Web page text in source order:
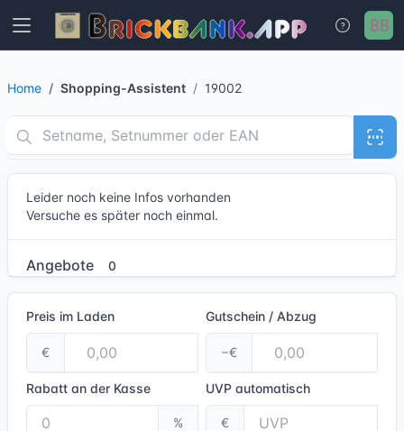
Home Shopping-Assistent 19002
Leider noch keine Infos vorhanden
Versuche es später noch einmal.
Angebote 0
Preis im Laden
€
Gutschein / Abzug
−€
Rabatt an der Kasse
%
UVP automatisch
€